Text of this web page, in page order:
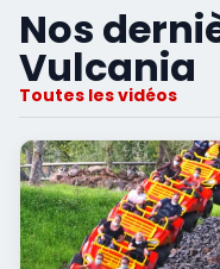
Nos
Vulcania
Toutes les vidéos